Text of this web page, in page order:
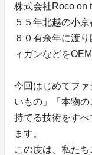
株式会社Roco on
５５年北越の小
６０有余年に渡
ィガンなどを
今回はじめてフ
いもの」「本物の
持てる技術をす
ます。
この度は、私た